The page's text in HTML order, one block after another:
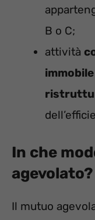
B o C;
attività
In che
agevolato?
Il mutuo